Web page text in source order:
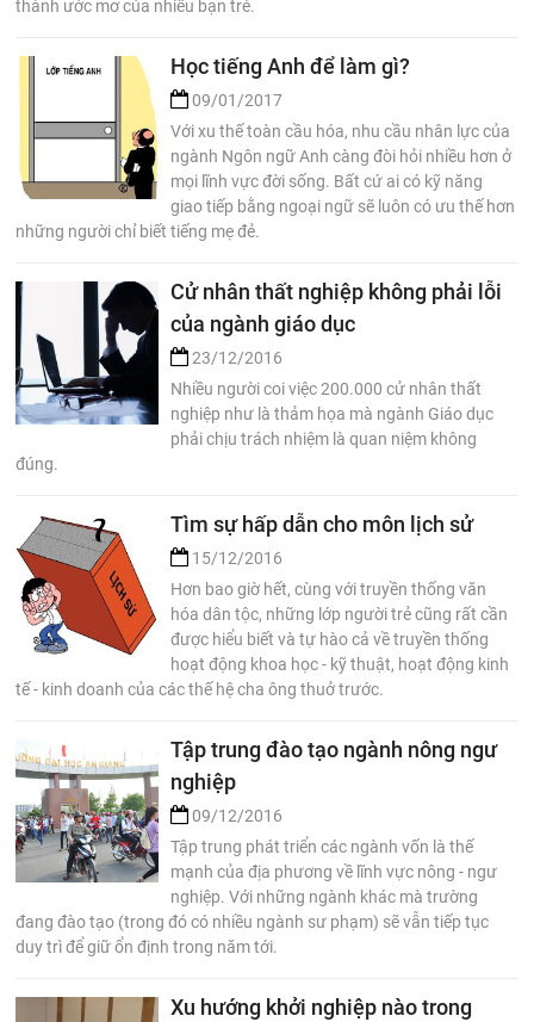
thành ước mơ của nhiều bạn trẻ.
Học tiếng Anh để làm gì?
09/01/2017
Với xu thế toàn cầu hóa, nhu cầu nhân lực của
ngành Ngôn ngữ Anh càng đòi hỏi nhiều hơn ở
mọi lĩnh vực đời sống. Bất cứ ai có kỹ năng
giao tiếp bằng ngoại ngữ sẽ luôn có ưu thế hơn
những người chỉ biết tiếng mẹ đẻ.
Cử nhân thất nghiệp không phải lỗi
của ngành giáo dục
23/12/2016
Nhiều người coi việc 200.000 cử nhân thất
nghiệp như là thảm họa mà ngành Giáo dục
phải chịu trách nhiệm là quan niệm không
đúng.
Tìm sự hấp dẫn cho môn lịch sử
15/12/2016
Hơn bao giờ hết, cùng với truyền thống văn
hóa dân tộc, những lớp người trẻ cũng rất cần
được hiểu biết và tự hào cả về truyền thống
hoạt động khoa học - kỹ thuật, hoạt động kinh
tế - kinh doanh của các thế hệ cha ông thuở trước.
Tập trung đào tạo ngành nông ngư
nghiệp
09/12/2016
Tập trung phát triển các ngành vốn là thế
mạnh của địa phương về lĩnh vực nông - ngư
nghiệp. Với những ngành khác mà trường
đang đào tạo (trong đó có nhiều ngành sư phạm) sẽ vẫn tiếp tục
duy trì để giữ ổn định trong năm tới.
Xu hướng khởi nghiệp nào trong